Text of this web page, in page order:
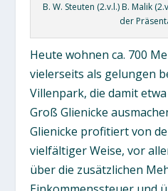
B. W. Steuten (2.v.l.) B. Malik
der
Heute wohnen ca. 700
vielerseits als gelungen
Villenpark, die damit
Groß Glienicke
Glienicke profitiert von
vielfältiger Weise, vor
über die zusätzlichen